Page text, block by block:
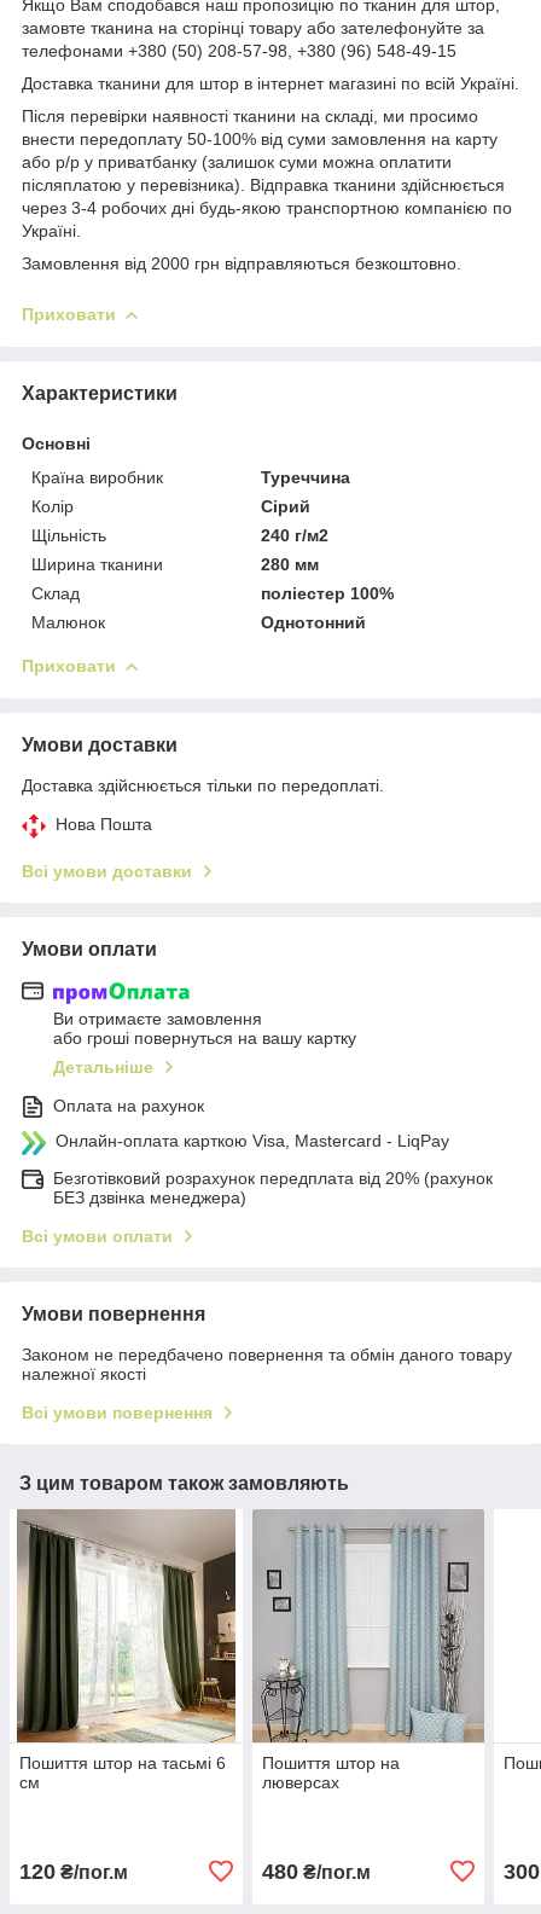
Якщо Вам сподобався наш пропозицію по тканин для штор,
замовте тканина на сторінці товару або зателефонуйте за
телефонами +380 (50) 208-57-98, +380 (96) 548-49-15
Доставка тканини для штор в інтернет магазині по всій Україні.
Після перевірки наявності тканини на складі, ми просимо
внести передоплату 50-100% від суми замовлення на карту
або р/р у приватбанку (залишок суми можна оплатити
післяплатою у перевізника). Відправка тканини здійснюється
через 3-4 робочих дні будь-якою транспортною компанією по
Україні.
Замовлення від 2000 грн відправляються безкоштовно.
Приховати
Характеристики
Основні
Країна виробник
Туреччина
Колір
Сірий
Щільність
240 г/м2
Ширина тканини
280 мм
Склад
поліестер 100%
Малюнок
Однотонний
Приховати
Умови доставки
Доставка здійснюється тільки по передоплаті.
Нова Пошта
Всі умови доставки
Умови оплати
Ви отримаєте замовлення
або гроші повернуться на вашу картку
Детальніше
Оплата на рахунок
Онлайн-оплата карткою Visa, Mastercard - LiqPay
Безготівковий розрахунок передплата від 20% (рахунок
БЕЗ дзвінка менеджера)
Всі умови оплати
Умови повернення
Законом не передбачено повернення та обмін даного товару
належної якості
Всі умови повернення
З цим товаром також замовляють
Пошиття штор на тасьмі 6
см
120 ₴/пог.м
Пошиття штор на
люверсах
480₴/пог.м 300